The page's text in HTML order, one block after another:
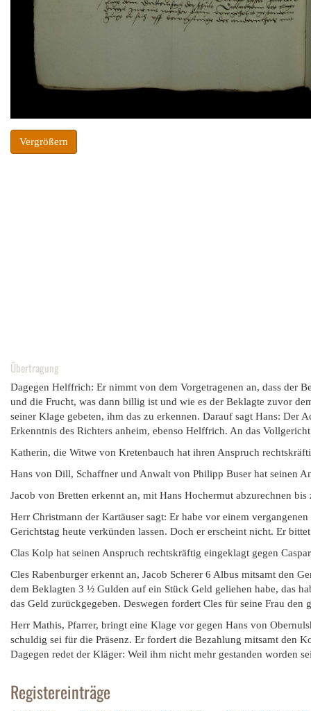
Vergrößern
Übertragung
Dagegen Helffrich: Er nimmt von dem Vorgetragenen an, dass der
und die Frucht, was dann billig ist und wie es der Beklagte zuvor
seiner Klage gebeten, ihm das zu erkennen. Darauf sagt Hans: Der
Erkenntnis des Richters anheim, ebenso Helffrich. An das
Katherin, die Witwe von Kretenbauch hat ihren Anspruch
Hans von Dill, Schaffner und Anwalt von Philipp Buser hat seinen
Jacob von Bretten erkennt an, mit Hans Hochermut abzurechnen bis
Herr Christmann der Kartäuser sagt: Er habe vor einem
Gerichtstag heute verkünden lassen. Doch er erscheint nicht. Er
Clas Kolp hat seinen Anspruch rechtskräftig eingeklagt gegen
Cles Rabenburger erkennt an, Jacob Scherer 6 Albus mitsamt den
dem Beklagten 3 ½ Gulden auf ein Stück Geld geliehen habe, das
das Geld zurückgegeben. Deswegen fordert Cles für seine Frau
Herr Mathis, Pfarrer, bringt eine Klage vor gegen Hans von
schuldig sei für die Präsenz. Er fordert die Bezahlung mitsamt den
Dagegen redet der Kläger: Weil ihm nicht mehr gestanden worden
Registereinträge